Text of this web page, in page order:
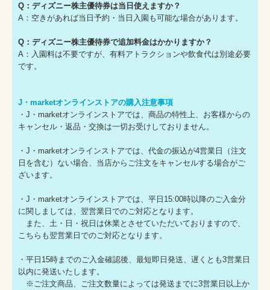
Q：ディズニー株主優待券は当日使えますか？
A：空きがあれば当日予約・当日入園も可能な場合があります。
Q：ディズニー株主優待券で追加料金はかかりますか？
A：入園料は不要ですが、有料アトラクションや飲食代は別途必要
です。
J・marketオンラインストアの購入注意事項
・J・marketオンラインストアでは、商品の特性上、お客様からの
キャンセル・返品・交換は一切お受けしておりません。
・J・marketオンラインストアでは、代金の振込が4営業日（注文
日を含む）ない場合、当店からご注文をキャンセルする場合がご
ざいます。
・J・marketオンラインストアでは、平日15:00時以降のご入金分
に関しましては、翌営業日でのご対応となります。
また、土・日・祝日は休業とさせていただいておりますので、
こちらも翌営業日でのご対応となります。
・平日15時までのご入金確認後、最短即日発送、遅くとも3営業日
以内に発送いたします。
※ご注文商品、ご注文数量によっては発送までに3営業日以上か